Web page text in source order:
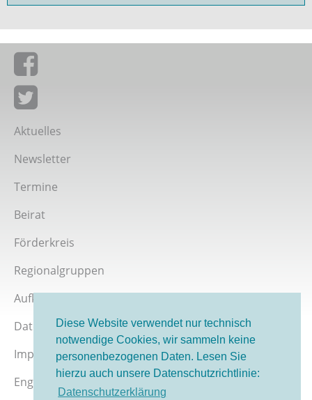
Diese Website verwendet nur technisch
notwendige Cookies, wir sammeln keine
personenbezogenen Daten. Lesen Sie
hierzu auch unsere Datenschutzrichtlinie:
Datenschutzerklärung
Giordano-Bruno-Stiftung auf Facebook
Giordano-Bruno-Stiftung bei Twitter
Aktuelles
Newsletter
Termine
Beirat
Förderkreis
Regionalgruppen
Aufklärer werden
Datenschutz
Impressum
English version